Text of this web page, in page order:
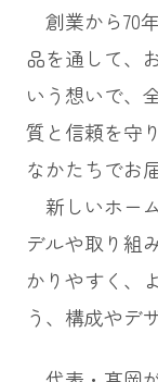
創業から70
品を通して、
いう想いで、
質と信頼を守
なかたちでお
新しいホー
デルや取り組
かりやすく、
う、構成やデ